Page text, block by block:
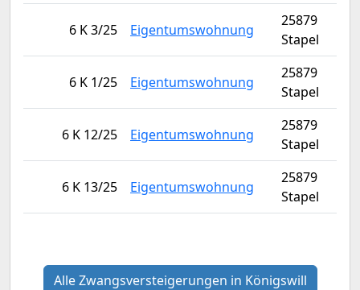
6 K 3/25 Eigentumswohnung
25879
Stapel
6 K 1/25 Eigentumswohnung
25879
Stapel
6 K 12/25 Eigentumswohnung
25879
Stapel
6 K 13/25 Eigentumswohnung
25879
Stapel
Alle Zwangsversteigerungen in Königswill